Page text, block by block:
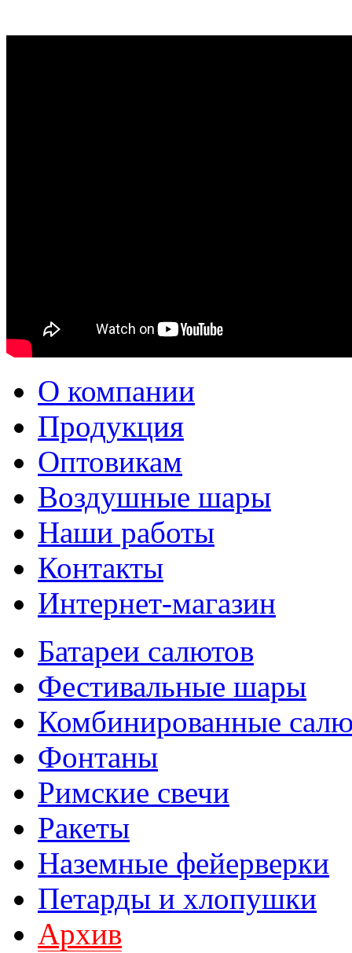
О компании
Продукция
Оптовикам
Воздушные шары
Наши работы
Контакты
Интернет-магазин
Батареи салютов
Фестивальные шары
Комбиниров­анные
Фонтаны
Римские свечи
Ракеты
Наземные фейерверки
Петарды и хлопушки
Архив